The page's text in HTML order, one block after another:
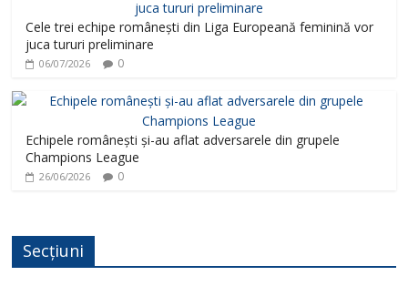
Cele trei echipe românești din Liga Europeană feminină vor
juca tururi preliminare
06/07/2026 0
Echipele românești și-au aflat adversarele din grupele
Champions League
26/06/2026 0
Secțiuni